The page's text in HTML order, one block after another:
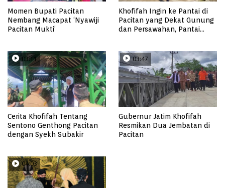
Momen Bupati Pacitan
Nembang Macapat ‘Nyawiji
Pacitan Mukti’
Khofifah Ingin ke Pantai di
Pacitan yang Dekat Gunung
dan Persawahan, Pantai
03:11
Cerita Khofifah Tentang
Sentono Genthong Pacitan
dengan Syekh Subakir
03:47
Gubernur Jatim Khofifah
Resmikan Dua Jembatan di
Pacitan
04:03